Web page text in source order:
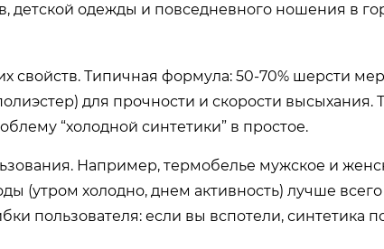
детской одежды и повседневного ношения в
Типичная формула: 50-70% шерсти
для прочности и скорости высыхания.
“холодной синтетики” в простое.
Например, термобелье мужское и
(утром холодно, днем активность) лучше всего
пользователя: если вы вспотели, синтетика